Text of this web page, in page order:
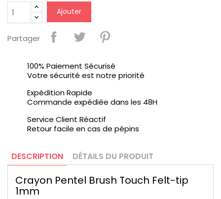
Ajouter
Partager
100% Paiement Sécurisé
Votre sécurité est notre priorité
Expédition Rapide
Commande expédiée dans les 48H
Service Client Réactif
Retour facile en cas de pépins
DESCRIPTION DÉTAILS DU PRODUIT
Crayon Pentel Brush Touch Felt-tip
1mm